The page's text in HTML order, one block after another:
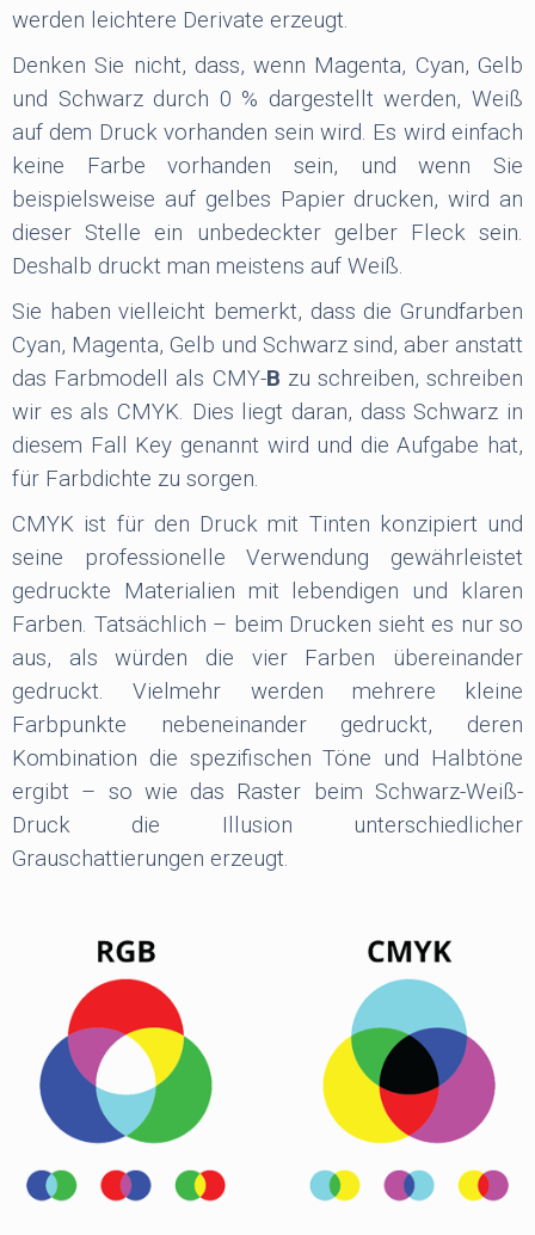
werden leichtere Derivate erzeugt.
Denken Sie nicht, dass, wenn Magenta, Cyan, Gelb
und Schwarz durch 0 % dargestellt werden, Weiß
auf dem Druck vorhanden sein wird. Es wird einfach
keine Farbe vorhanden sein, und wenn Sie
beispielsweise auf gelbes Papier drucken, wird an
dieser Stelle ein unbedeckter gelber Fleck sein.
Deshalb druckt man meistens auf Weiß.
Sie haben vielleicht bemerkt, dass die Grundfarben
Cyan, Magenta, Gelb und Schwarz sind, aber anstatt
das Farbmodell als CMY-B zu schreiben, schreiben
wir es als CMYK. Dies liegt daran, dass Schwarz in
diesem Fall Key genannt wird und die Aufgabe hat,
für Farbdichte zu sorgen.
CMYK ist für den Druck mit Tinten konzipiert und
seine professionelle Verwendung gewährleistet
gedruckte Materialien mit lebendigen und klaren
Farben. Tatsächlich – beim Drucken sieht es nur so
aus, als würden die vier Farben übereinander
gedruckt. Vielmehr werden mehrere kleine
Farbpunkte nebeneinander gedruckt, deren
Kombination die spezifischen Töne und Halbtöne
ergibt – so wie das Raster beim Schwarz-Weiß-
Druck die Illusion unterschiedlicher
Grauschattierungen erzeugt.